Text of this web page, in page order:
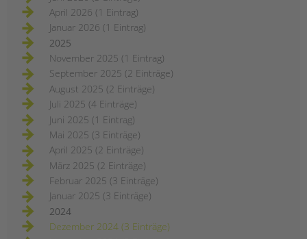
April 2026 (1 Eintrag)
Januar 2026 (1 Eintrag)
2025
November 2025 (1 Eintrag)
September 2025 (2 Einträge)
August 2025 (2 Einträge)
Juli 2025 (4 Einträge)
Juni 2025 (1 Eintrag)
Mai 2025 (3 Einträge)
April 2025 (2 Einträge)
März 2025 (2 Einträge)
Februar 2025 (3 Einträge)
Januar 2025 (3 Einträge)
2024
Dezember 2024 (3 Einträge)